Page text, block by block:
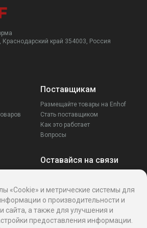
Краснодарский край 354003, Россия
Поставщикам
Размещайте товары на Enhof
Стать поставщиком
Как это работает
Вопросы
Оставайся на связи
«Cookie» и метрические системы для
о производительности и
сайта, а также для улучшения и
предоставления информации.